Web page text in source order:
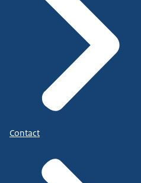
Contact